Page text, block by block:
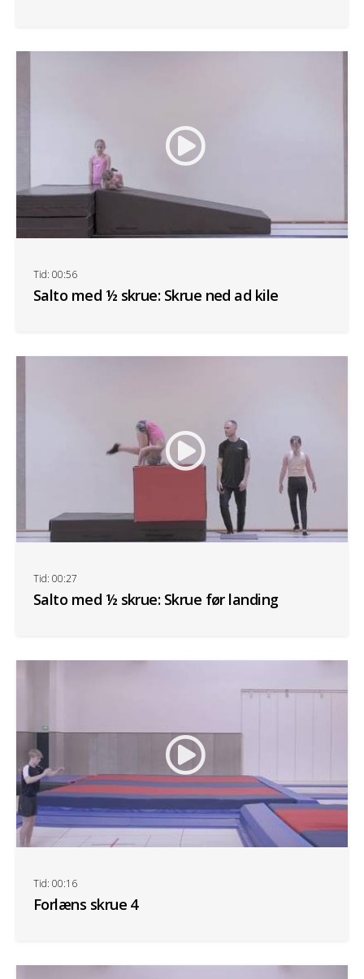
Salto med ½ skrue: Skrue ned ad kile
Tid: 00:56
Salto med ½ skrue: Skrue før landing
Tid: 00:27
Forlæns skrue 4
Tid: 00:16